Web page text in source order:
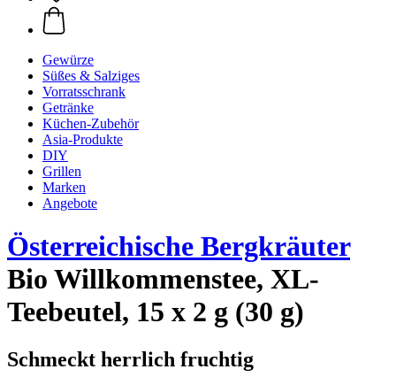
Gewürze
Süßes & Salziges
Vorratsschrank
Getränke
Küchen-Zubehör
Asia-Produkte
DIY
Grillen
Marken
Angebote
Österreichische Bergkräuter
Bio Willkommenstee, XL-
Teebeutel, 15 x 2 g (30 g)
Schmeckt herrlich fruchtig